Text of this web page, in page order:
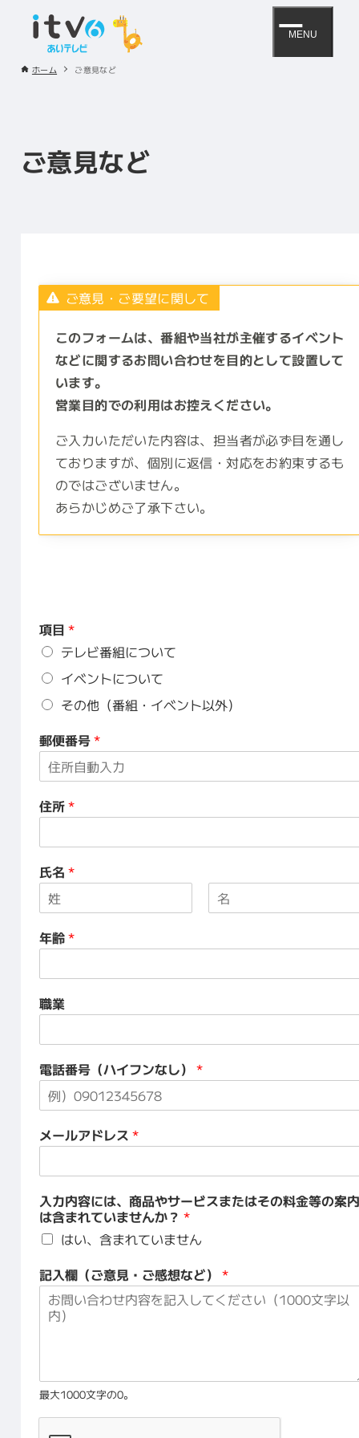
MENU
ホーム ご意見など
ご意見など
ご意見・ご要望に関して
このフォームは、番組や当社が主催するイベント
などに関するお問い合わせを目的として設置して
います。
営業目的での利用はお控えください。
ご入力いただいた内容は、担当者が必ず目を通し
ておりますが、個別に返信・対応をお約束するも
のではございません。
あらかじめご了承下さい。
項目 *
テレビ番組について
イベントについて
その他（番組・イベント以外）
郵便番号*
住所*
氏名 *
名 姓
年齢*
職業
電話番号（ハイフンなし） *
メールアドレス *
入力内容には、商品やサービスまたはその料金等の案内
は含まれていませんか？ *
はい、含まれていません
記入欄（ご意見・ご感想など） *
最大1000文字の0。